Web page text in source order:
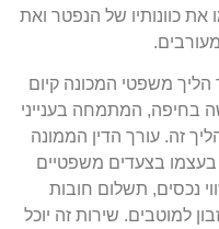
את כוונותיו של הנפטר ואת
משפטי המכונה קיום
בחיפה, המתמחה בענייני
זה. עורך הדין הממונה
בעצמו בצעדים משפטיים
נכסים, תשלום חובות
למוטבים. שירות זה יוכל